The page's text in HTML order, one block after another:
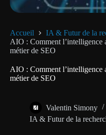
Accueil
IA & Futur de la
AIO : Comment l’intelligence
métier de SEO
AIO : Comment l’intelligence
métier de SEO
Valentin Simony
IA & Futur de la